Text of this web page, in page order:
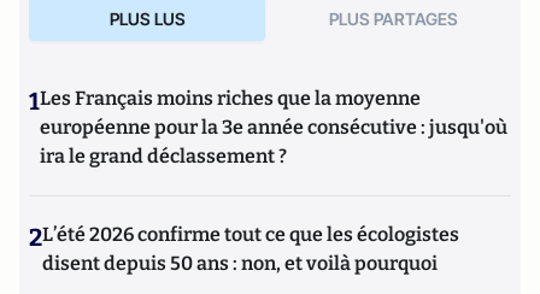
PLUS LUS PLUS PARTAGES
1Les Français moins riches que la moyenne
européenne pour la 3e année consécutive : jusqu'où
ira le grand déclassement ?
2L’été 2026 confirme tout ce que les écologistes
disent depuis 50 ans : non, et voilà pourquoi